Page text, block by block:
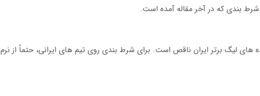
شرط بندی که در آخر مقاله آمده است.
های لیگ برتر ایران ناقص است. برای شرط بندی روی تیم های ایرانی، حتماً از نرم